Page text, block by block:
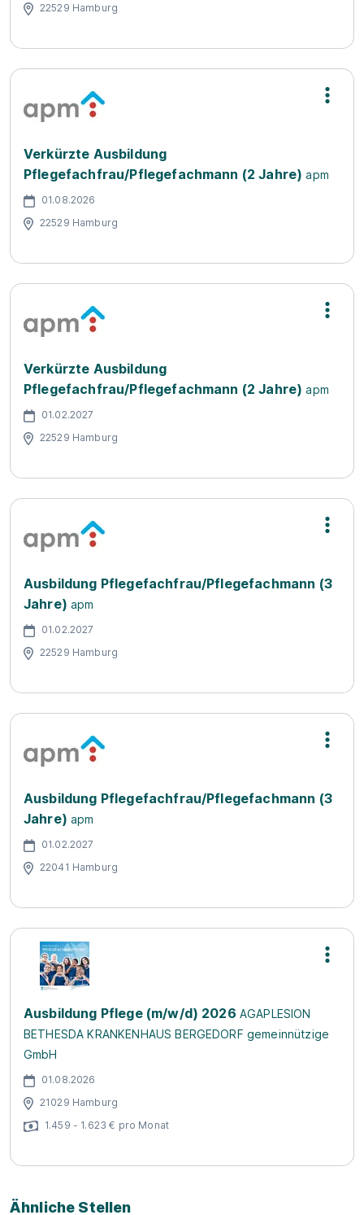
22529 Hamburg
Verkürzte Ausbildung
Pflegefachfrau/Pflegefachmann (2 Jahre) apm
01.08.2026
22529 Hamburg
Verkürzte Ausbildung
Pflegefachfrau/Pflegefachmann (2 Jahre) apm
01.02.2027
22529 Hamburg
Ausbildung Pflegefachfrau/Pflegefachmann (3
Jahre) apm
01.02.2027
22529 Hamburg
Ausbildung Pflegefachfrau/Pflegefachmann (3
Jahre) apm
01.02.2027
22041 Hamburg
Ausbildung Pflege (m/w/d) 2026 AGAPLESION
BETHESDA KRANKENHAUS BERGEDORF gemeinnützige
GmbH
01.08.2026
21029 Hamburg
1.459 - 1.623 € pro Monat
Ähnliche Stellen